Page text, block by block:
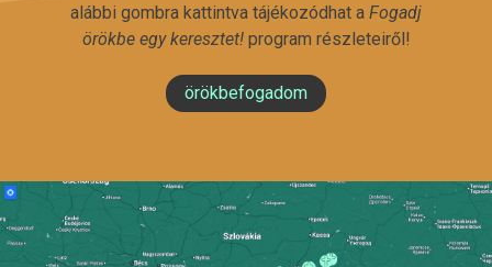
alábbi gombra kattintva tájékozódhat a Fogadj
örökbe egy keresztet!program részleteiről!
örökbefogadom